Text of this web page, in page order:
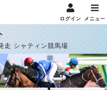
ログイン メニュー
シャティン競馬場